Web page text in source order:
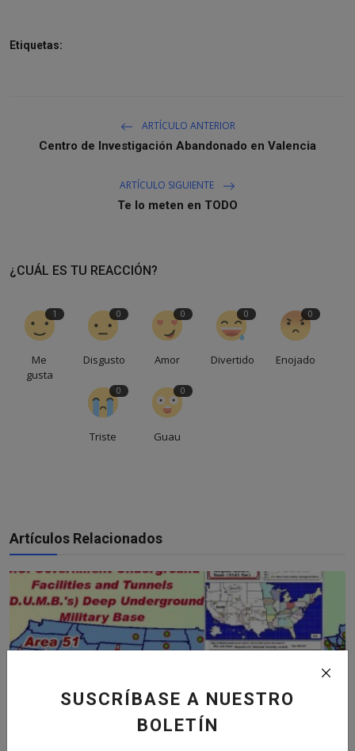
SUSCRÍBASE A NUESTRO
BOLETÍN
Etiquetas:
ARTÍCULO ANTERIOR
Centro de Investigación Abandonado en Valencia
ARTÍCULO SIGUIENTE
Te lo meten en TODO
¿CUÁL ES TU REACCIÓN?
1
Me
gusta
0
Disgusto
0
Amor
0
Divertido
0
Enojado
0
Triste
0
Guau
Artículos Relacionados